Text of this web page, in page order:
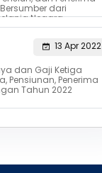
dari
Negara
13 Apr 2022
dan Gaji Ketiga
Pensiunan, Penerima
Tahun 2022